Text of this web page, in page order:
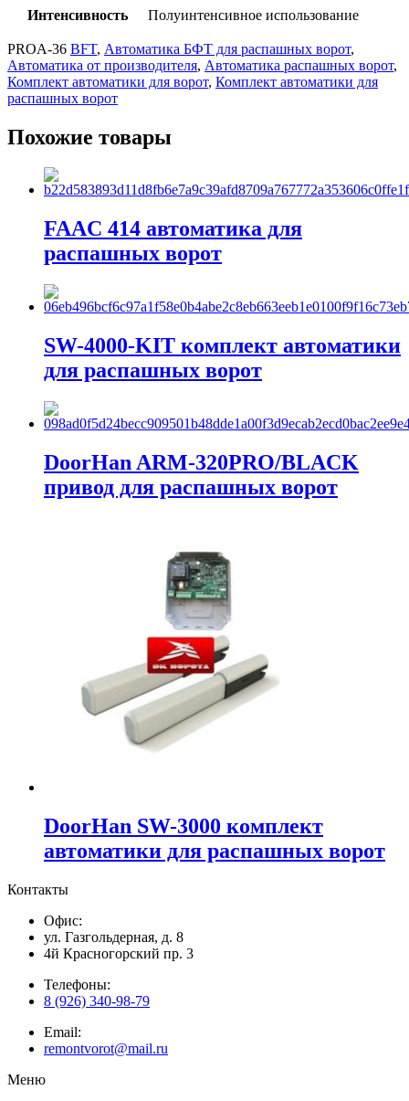
Интенсивность Полуинтенсивное использование
PROA-36 BFT, Автоматика БФТ для распашных ворот,
Автоматика от производителя, Автоматика распашных ворот,
Комплект автоматики для ворот, Комплект автоматики для
распашных ворот
Похожие товары
FAAC 414 автоматика для
распашных ворот
SW-4000-KIT комплект автоматики
для распашных ворот
DoorHan ARM-320PRO/BLACK
привод для распашных ворот
DoorHan SW-3000 комплект
автоматики для распашных ворот
Контакты
Офис:
ул. Газгольдерная, д. 8
4й Красногорский пр. 3
Телефоны:
8 (926) 340-98-79
Email:
remontvorot@mail.ru
Меню